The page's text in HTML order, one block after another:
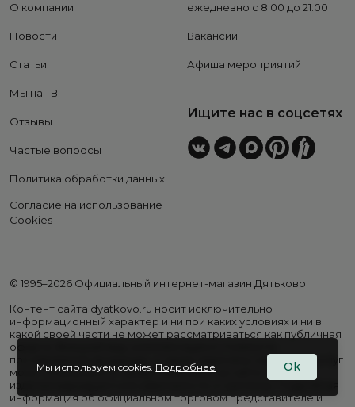
О компании
Новости
Статьи
Мы на ТВ
Отзывы
Частые вопросы
Политика обработки данных
Согласие на использование
Cookies
ежедневно с 8:00 до 21:00
Вакансии
Афиша мероприятий
Ищите нас в соцсетях
© 1995–2026 Официальный интернет-магазин Дятьково
Контент сайта dyatkovo.ru носит исключительно
информационный характер и ни при каких условиях и ни в
какой своей части не может рассматриваться как публичная
оферта. Внешний вид, комплектация и стоимость
поставляемой продукции, а также перечень сервисных услуг
могут отличаться от представленных на сайте. Цены на
изделия варьируются в зависимости от региона. Подробная
информация об официальном торговом представителе и
Мы используем cookies. Подробнее Ok